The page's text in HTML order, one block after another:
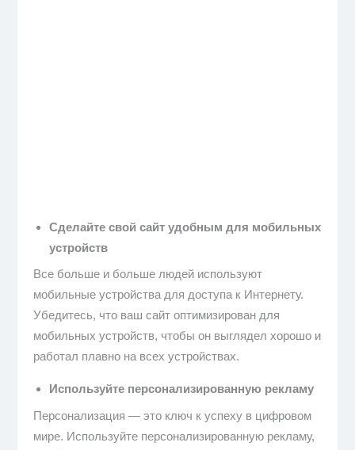
Сделайте свой сайт удобным для мобильных
устройств
Все больше и больше людей используют
мобильные устройства для доступа к Интернету.
Убедитесь, что ваш сайт оптимизирован для
мобильных устройств, чтобы он выглядел хорошо и
работал плавно на всех устройствах.
Используйте персонализированную рекламу
Персонализация — это ключ к успеху в цифровом
мире. Используйте персонализированную рекламу,